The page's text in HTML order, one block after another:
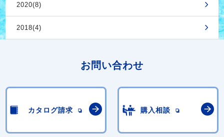
2020(8)
2018(4)
お問い合わせ
カタログ請求 購入相談